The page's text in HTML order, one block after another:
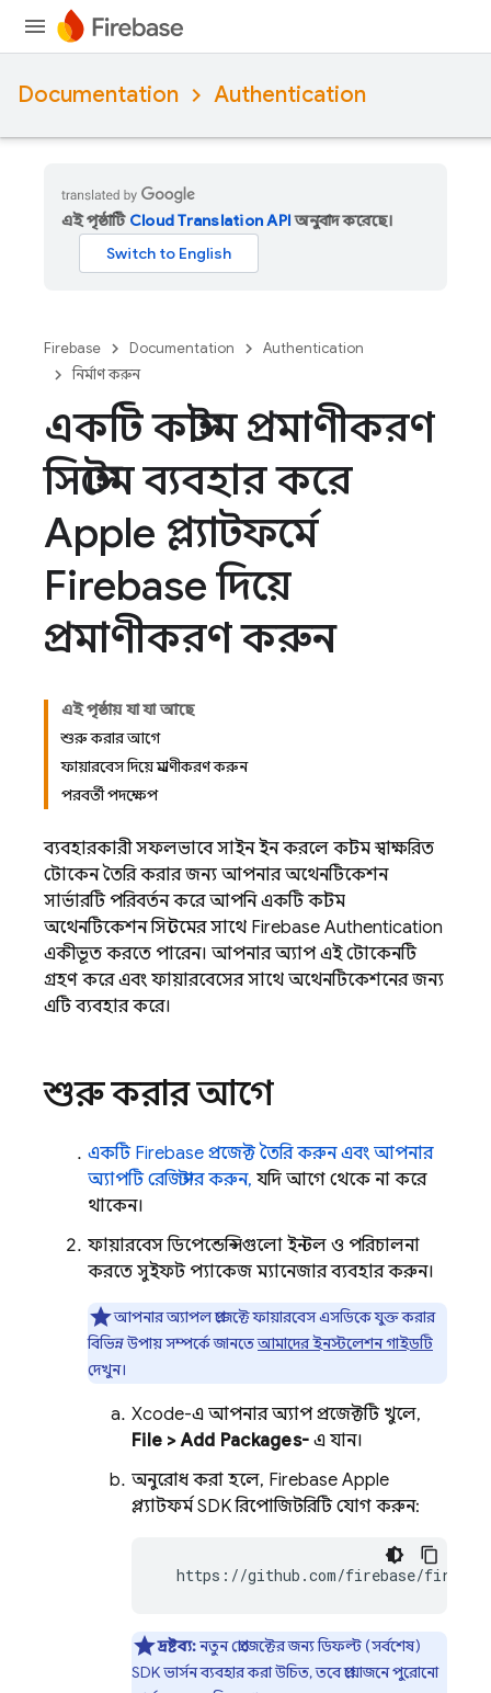
Documentation Authentication
এই পৃষ্ঠাটি Cloud Translation APIঅনুবাদ করেছে।
Firebase Documentation
Authentication
নির্মাণ করুন
একটি কাস্টম প্রমাণীকরণ
সিস্টেম ব্যবহার করে
Apple প্ল্যাটফর্মে
Firebase দিয়ে
প্রমাণীকরণ করুন
এই পৃষ্ঠায় যা যা আছে
শুরু করার আগে
ফায়ারবেস দিয়ে প্রমাণীকরণ করুন
পরবর্তী পদক্ষেপ
ব্যবহারকারী সফলভাবে সাইন ইন করলে কাস্টম স্বাক্ষরিত
টোকেন তৈরি করার জন্য আপনার অথেনটিকেশন
সার্ভারটি পরিবর্তন করে আপনি একটি কাস্টম
অথেনটিকেশন সিস্টেমের সাথে Firebase Authentication
একীভূত করতে পারেন। আপনার অ্যাপ এই টোকেনটি
গ্রহণ করে এবং ফায়ারবেসের সাথে অথেনটিকেশনের জন্য
এটি ব্যবহার করে।
শুরু করার আগে
একটি Firebase প্রজেক্ট তৈরি করুন এবং আপনার
অ্যাপটি রেজিস্টার করুন, যদি আগে থেকে না করে
থাকেন।
ফায়ারবেস ডিপেন্ডেন্সিগুলো ইনস্টল ও পরিচালনা
করতে সুইফট প্যাকেজ ম্যানেজার ব্যবহার করুন।
আপনার অ্যাপল প্রজেক্টে ফায়ারবেস এসডিকে যুক্ত করার
বিভিন্ন উপায় সম্পর্কে জানতেআমাদের ইনস্টলেশন গাইডটি
দেখুন।
Xcode-এ আপনার অ্যাপ প্রজেক্টটি খুলে,
File > Add Packages- এ যান।
অনুরোধ করা হলে, Firebase Apple
প্ল্যাটফর্ম SDK রিপোজিটরিটি যোগ করুন:
https://github.com/firebase/
দ্রষ্টব্য:নতুন প্রোজেক্টের জন্য ডিফল্ট (সর্বশেষ)
SDK ভার্সন ব্যবহার করা উচিত, তবে প্রয়োজনে পুরোনো